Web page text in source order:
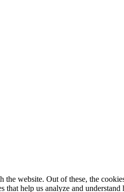
website. Out of these, the
help us analyze and